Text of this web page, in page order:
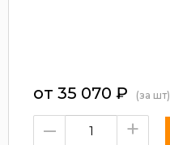
от 35 070 ₽ (за шт)
– +